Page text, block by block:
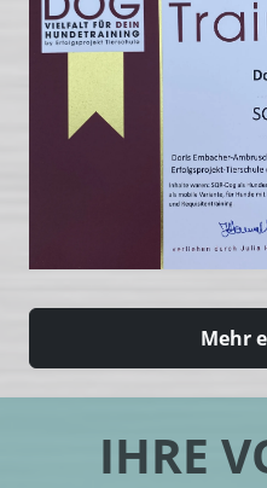
Mehr
IHRE